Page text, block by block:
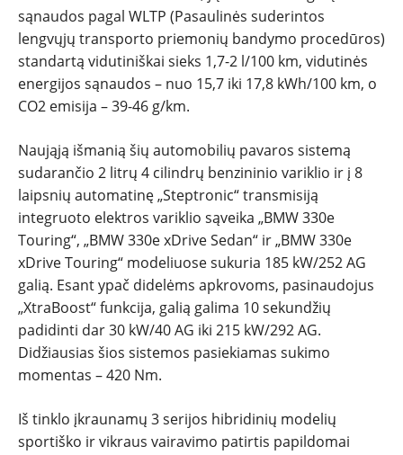
sąnaudos pagal WLTP (Pasaulinės suderintos
lengvųjų transporto priemonių bandymo procedūros)
standartą vidutiniškai sieks 1,7-2 l/100 km, vidutinės
energijos sąnaudos – nuo 15,7 iki 17,8 kWh/100 km, o
CO2 emisija – 39-46 g/km.
Naująją išmanią šių automobilių pavaros sistemą
sudarančio 2 litrų 4 cilindrų benzininio variklio ir į 8
laipsnių automatinę „Steptronic“ transmisiją
integruoto elektros variklio sąveika „BMW 330e
Touring“, „BMW 330e xDrive Sedan“ ir „BMW 330e
xDrive Touring“ modeliuose sukuria 185 kW/252 AG
galią. Esant ypač didelėms apkrovoms, pasinaudojus
„XtraBoost“ funkcija, galią galima 10 sekundžių
padidinti dar 30 kW/40 AG iki 215 kW/292 AG.
Didžiausias šios sistemos pasiekiamas sukimo
momentas – 420 Nm.
Iš tinklo įkraunamų 3 serijos hibridinių modelių
sportiško ir vikraus vairavimo patirtis papildomai